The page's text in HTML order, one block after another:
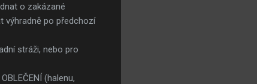
o zakázané
výhradně po předchozí
stráži, nebo pro
(halenu,